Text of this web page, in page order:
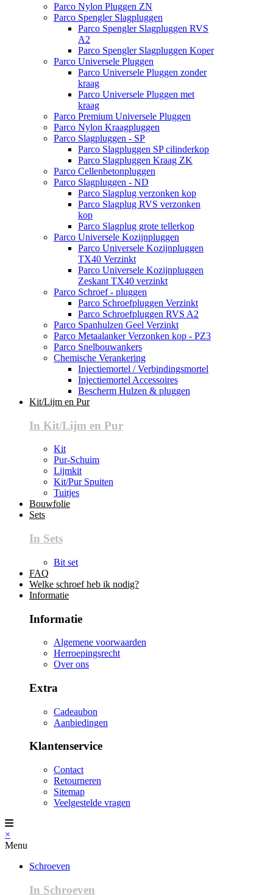
Parco Nylon Pluggen ZN
Parco Spengler Slagpluggen
Parco Spengler Slagpluggen RVS
A2
Parco Spengler Slagpluggen Koper
Parco Universele Pluggen
Parco Universele Pluggen zonder
kraag
Parco Universele Pluggen met
kraag
Parco Premium Universele Pluggen
Parco Nylon Kraagpluggen
Parco Slagpluggen - SP
Parco Slagpluggen SP cilinderkop
Parco Slagpluggen Kraag ZK
Parco Cellenbetonpluggen
Parco Slagpluggen - ND
Parco Slagplug verzonken kop
Parco Slagplug RVS verzonken
kop
Parco Slagplug grote tellerkop
Parco Universele Kozijnpluggen
Parco Universele Kozijnpluggen
TX40 Verzinkt
Parco Universele Kozijnpluggen
Zeskant TX40 verzinkt
Parco Schroef - pluggen
Parco Schroefpluggen Verzinkt
Parco Schroefpluggen RVS A2
Parco Spanhulzen Geel Verzinkt
Parco Metaalanker Verzonken kop - PZ3
Parco Snelbouwankers
Chemische Verankering
Injectiemortel / Verbindingsmortel
Injectiemortel Accessoires
Bescherm Hulzen & pluggen
Kit/Lijm en Pur
In Kit/Lijm en Pur
Kit
Pur-Schuim
Lijmkit
Kit/Pur Spuiten
Tuitjes
Bouwfolie
Sets
In Sets
Bit set
FAQ
Welke schroef heb ik nodig?
Informatie
Informatie
Algemene voorwaarden
Herroepingsrecht
Over ons
Extra
Cadeaubon
Aanbiedingen
Klantenservice
Contact
Retourneren
Sitemap
Veelgestelde vragen
×
Menu
Schroeven
In Schroeven